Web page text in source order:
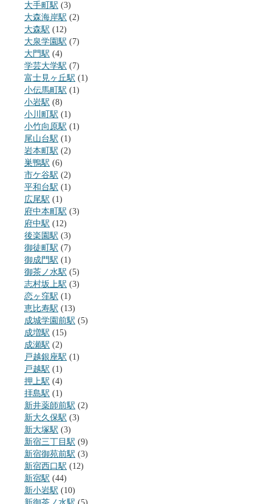
大手町駅 (3)
大森海岸駅 (2)
大森駅 (12)
大泉学園駅 (7)
大門駅 (4)
学芸大学駅 (7)
富士見ヶ丘駅 (1)
小伝馬町駅 (1)
小岩駅 (8)
小川町駅 (1)
小竹向原駅 (1)
尾山台駅 (1)
岩本町駅 (2)
巣鴨駅 (6)
市ケ谷駅 (2)
平和台駅 (1)
広尾駅 (1)
府中本町駅 (3)
府中駅 (12)
後楽園駅 (3)
御徒町駅 (7)
御成門駅 (1)
御茶ノ水駅 (5)
志村坂上駅 (3)
恋ヶ窪駅 (1)
恵比寿駅 (13)
成城学園前駅 (5)
成増駅 (15)
成瀬駅 (2)
戸越銀座駅 (1)
戸越駅 (1)
押上駅 (4)
拝島駅 (1)
新井薬師前駅 (2)
新大久保駅 (3)
新大塚駅 (3)
新宿三丁目駅 (9)
新宿御苑前駅 (3)
新宿西口駅 (12)
新宿駅 (44)
新小岩駅 (10)